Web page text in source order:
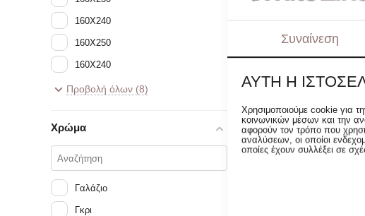
DAS KIDS ΣΕΤ
MINT, PINK
19.45 €
Special
160X240
160X250
160Χ240
170x250
​160x240
Προβολή όλων (8)
Χρώμα
Γαλάζιο
Γκρι
Συναίνεση
ΑΥΤΉ Η
Χρησιμοποιούμε cookie για
κοινωνικών μέσων και την
αφορούν τον τρόπο που
αναλύσεων, οι οποίοι
οποίες έχουν συλλέξει σε